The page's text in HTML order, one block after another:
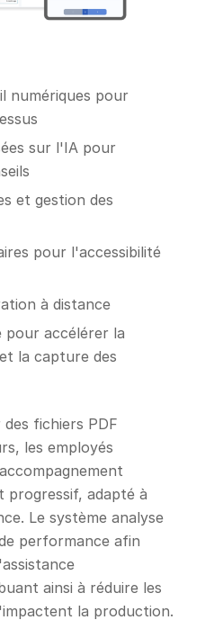
numériques pour
sur l'IA pour
et gestion des
pour l'accessibilité
à distance
pour accélérer la
la capture des
fichiers PDF
les employés
progressif, adapté à
Le système analyse
performance afin
ainsi à réduire les
la production.